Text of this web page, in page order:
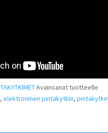
Avainsanat tuotteelle
,elektroninen pintakytkin,